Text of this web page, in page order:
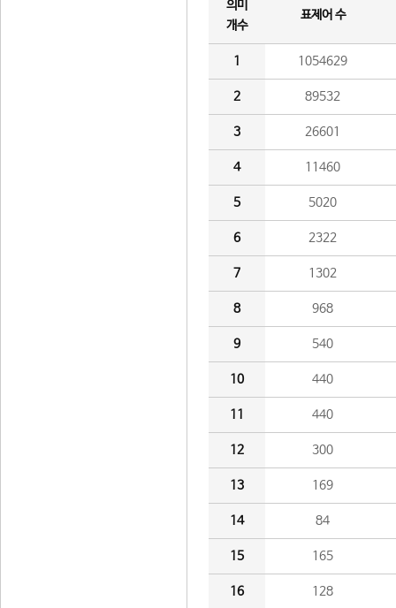
의미
개수
표제어 수
1 1054629
2 89532
3 26601
4 11460
5 5020
6 2322
7 1302
8 968
9 540
10 440
11 440
12 300
13 169
14 84
15 165
16 128